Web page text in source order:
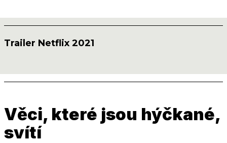
Trailer Netflix 2021
Věci, které jsou hýčkané,
svítí